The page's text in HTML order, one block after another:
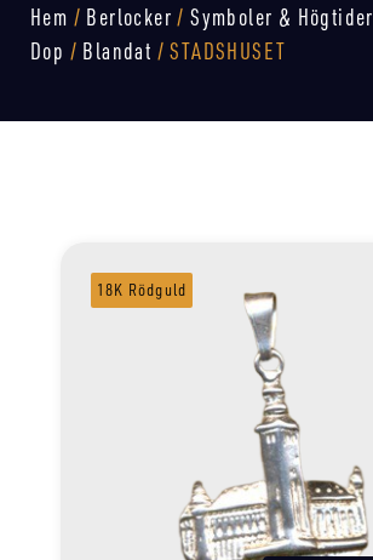
Hem / Berlocker /Symboler & Högtider
Dop / Blandat / STADSHUSET
18K Rödguld